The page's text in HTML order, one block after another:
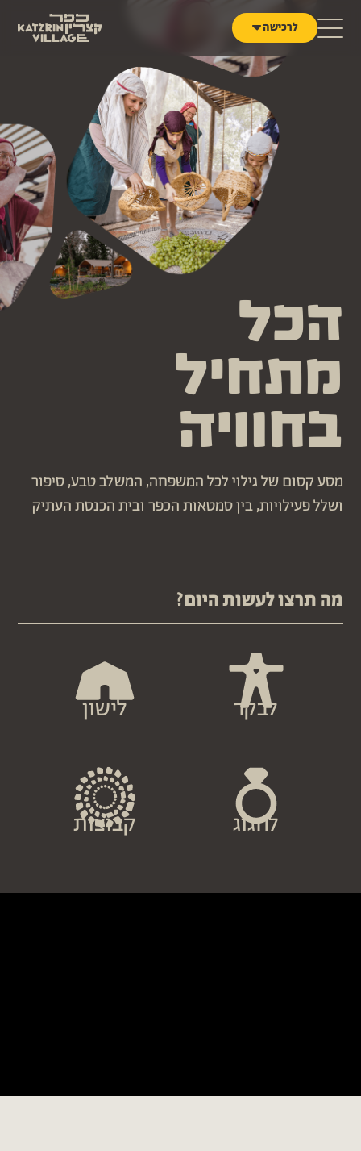
לרכישה
הכל
מתחיל
בחוויה
מסע קסום של גילוי לכל המשפחה, המשלב טבע, סיפור
ושלל פעילויות, בין סמטאות הכפר ובית הכנסת העתיק
מה תרצו לעשות היום?
לבקר לישון
לחגוג קבוצות